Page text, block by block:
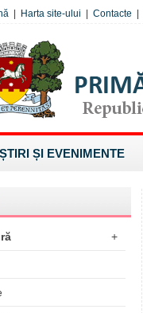
Harta site-ului Contacte
ȘTIRI ȘI EVENIMENTE
+